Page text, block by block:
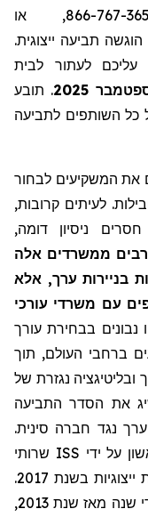
), במספר החינמי 866-767-3653, או
תביעה ייצוגית.
לעתור לבית
2025
. תובע
כל השותפים לתביעה
את המשקיעים לבחור
לעיתים קרובות,
ניסיון דומה,
רבים ממשרדים אלה
בניירות ערך, אלא
עם משרדי עורכי
נבונים בבחירת עורך
ברחבי העולם, תוך
ובליטיגציה נגזרת של
את הסדר התביעה
ערך נגד חברה סינית.
על ידי ISS שרותי
תביעה ייצוגית, בגין מספר יישובי תביעות ייצוגיות בשנת 2017.
המשרד מדורג בין ארבעת הראשונים מדי שנה מאז שנת 2013,